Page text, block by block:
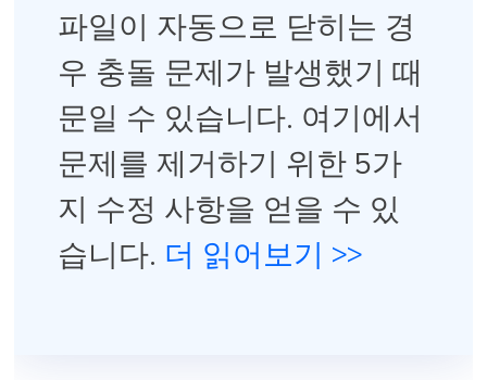
파일이 자동으로 닫히는 경
우 충돌 문제가 발생했기 때
문일 수 있습니다. 여기에서
문제를 제거하기 위한 5가
지 수정 사항을 얻을 수 있
습니다. 더 읽어보기 >>